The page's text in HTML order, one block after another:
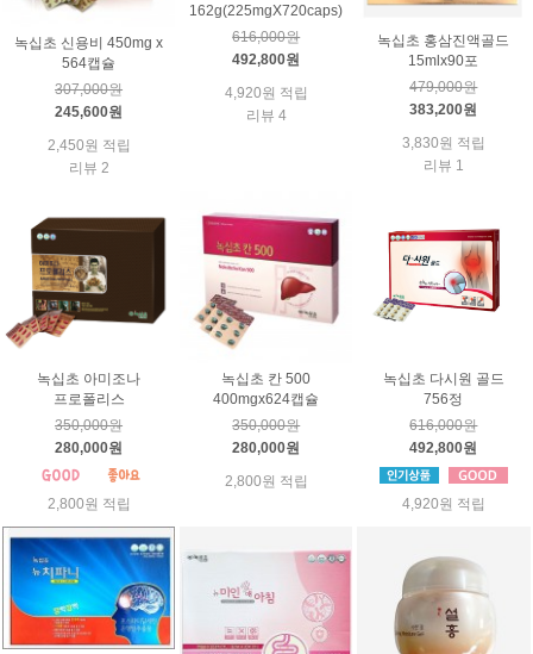
녹십초 신용비 450mg x
564캡슐
307,000원
245,600원
2,450원 적립
리뷰 2
162g(225mgX720caps)
616,000원
492,800원
4,920원 적립
리뷰 4
녹십초 홍삼진액골드
15mlx90포
479,000원
383,200원
3,830원 적립
리뷰 1
녹십초 아미조나
프로폴리스
350,000원
280,000원
2,800원 적립
녹십초 칸 500
400mgx624캡슐
350,000원
280,000원
2,800원 적립
녹십초 다시원 골드
756정
616,000원
492,800원
4,920원 적립